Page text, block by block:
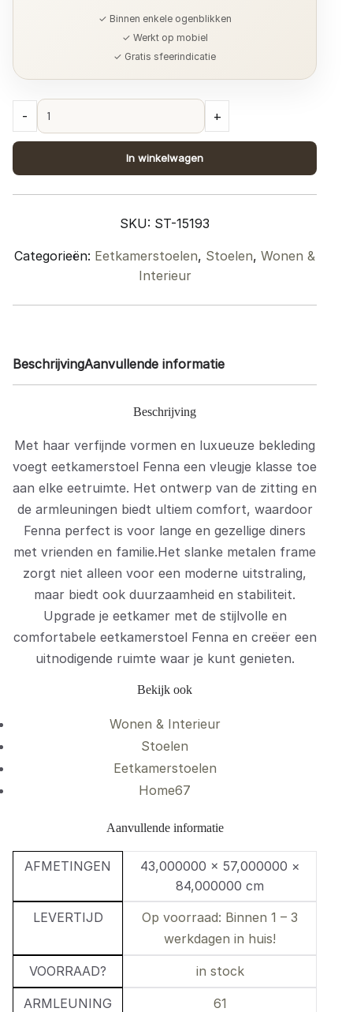
✓ Binnen enkele ogenblikken
✓ Werkt op mobiel
✓ Gratis sfeerindicatie
Eetkamerstoel
-
Bouclé
quantity
- +
In winkelwagen
SKU: ST-15193
Categorieën: Eetkamerstoelen, Stoelen, Wonen &
Interieur
BeschrijvingAanvullende informatie
Beschrijving
Met haar verfijnde vormen en luxueuze bekleding
voegt eetkamerstoel Fenna een vleugje klasse toe
aan elke eetruimte. Het ontwerp van de zitting en
de armleuningen biedt ultiem comfort, waardoor
Fenna perfect is voor lange en gezellige diners
met vrienden en familie.Het slanke metalen frame
zorgt niet alleen voor een moderne uitstraling,
maar biedt ook duurzaamheid en stabiliteit.
Upgrade je eetkamer met de stijlvolle en
comfortabele eetkamerstoel Fenna en creëer een
uitnodigende ruimte waar je kunt genieten.
Bekijk ook
Wonen & Interieur
Stoelen
Eetkamerstoelen
Home67
Aanvullende informatie
AFMETINGEN
43,000000 × 57,000000 ×
84,000000 cm
LEVERTIJD
Op voorraad: Binnen 1 – 3
werkdagen in huis!
VOORRAAD? in stock
ARMLEUNING
61